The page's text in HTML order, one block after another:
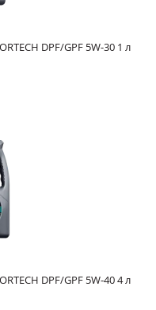
DPF/GPF 5W-30 1 л
DPF/GPF 5W-40 4 л